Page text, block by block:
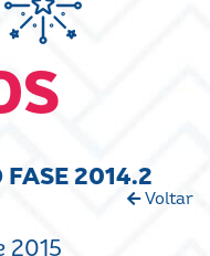
FASE 2014.2
Voltar
2015